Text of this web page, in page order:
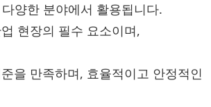
양한 분야에서 활용됩니다.
현장의 필수 요소이며,
을 만족하며, 효율적이고 안정적인